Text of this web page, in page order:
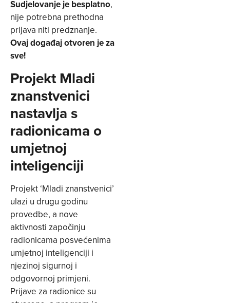
Sudjelovanje je besplatno,
nije potrebna prethodna
prijava niti predznanje.
Ovaj događaj otvoren je za
sve!
Projekt Mladi
znanstvenici
nastavlja s
radionicama o
umjetnoj
inteligenciji
Projekt ‘Mladi znanstvenici’
ulazi u drugu godinu
provedbe, a nove
aktivnosti započinju
radionicama posvećenima
umjetnoj inteligenciji i
njezinoj sigurnoj i
odgovornoj primjeni.
Prijave za radionice su